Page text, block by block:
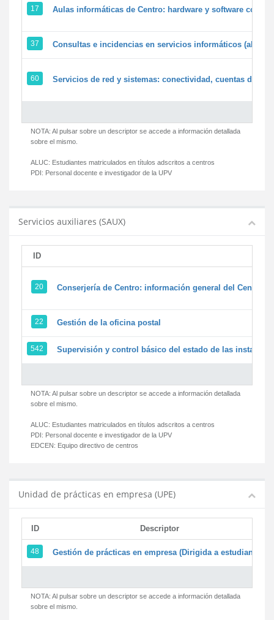
17 Aulas informáticas de Centro: hardware y software
37 Consultas e incidencias en servicios informáticos
60 Servicios de red y sistemas: conectividad, cuentas de
NOTA: Al pulsar sobre un descriptor se accede a información detallada
sobre el mismo.
ALUC: Estudiantes matriculados en títulos adscritos a centros
PDI: Personal docente e investigador de la UPV
Servicios auxiliares (SAUX)
ID
20 Conserjería de Centro: información general del Centro y
22 Gestión de la oficina postal
542 Supervisión y control básico del estado de las
NOTA: Al pulsar sobre un descriptor se accede a información detallada
sobre el mismo.
ALUC: Estudiantes matriculados en títulos adscritos a centros
PDI: Personal docente e investigador de la UPV
EDCEN: Equipo directivo de centros
Unidad de prácticas en empresa (UPE)
ID Descriptor
48 Gestión de prácticas en empresa (Dirigida a estudiantes)
NOTA: Al pulsar sobre un descriptor se accede a información detallada
sobre el mismo.